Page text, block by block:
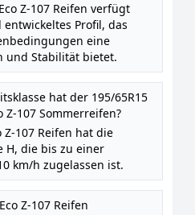
Z-107 Reifen verfügt
Profil, das
eine
und Stabilität bietet.
hat der 195/65R15
Z-107 Sommerreifen?
Z-107 Reifen hat die
H, die bis zu einer
km/h zugelassen ist.
Z-107 Reifen